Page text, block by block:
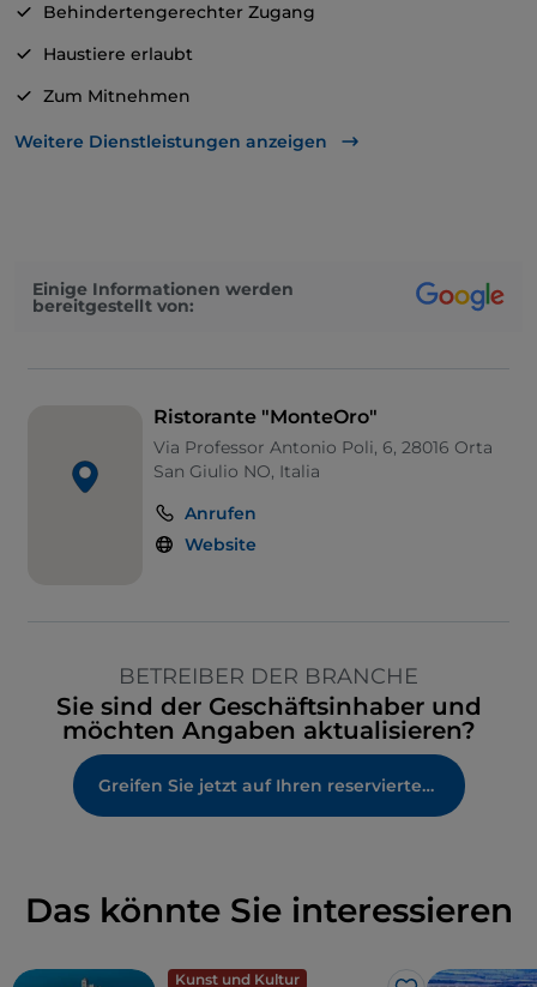
Behindertengerechter Zugang
Haustiere erlaubt
Zum Mitnehmen
Behindertengerechtes Badezimmer
Mastercard
WLAN
Kinderbereich
Weitere Dienstleistungen anzeigen
Einige Informationen werden
bereitgestellt von:
Ristorante "MonteOro"
Via Professor Antonio Poli, 6, 28016 Orta
San Giulio NO, Italia
Anrufen
Website
BETREIBER DER BRANCHE
Sie sind der Geschäftsinhaber und
möchten Angaben aktualisieren?
Greifen Sie jetzt auf Ihren reservierten Bereich zu
Das könnte Sie interessieren
Kunst und Kultur